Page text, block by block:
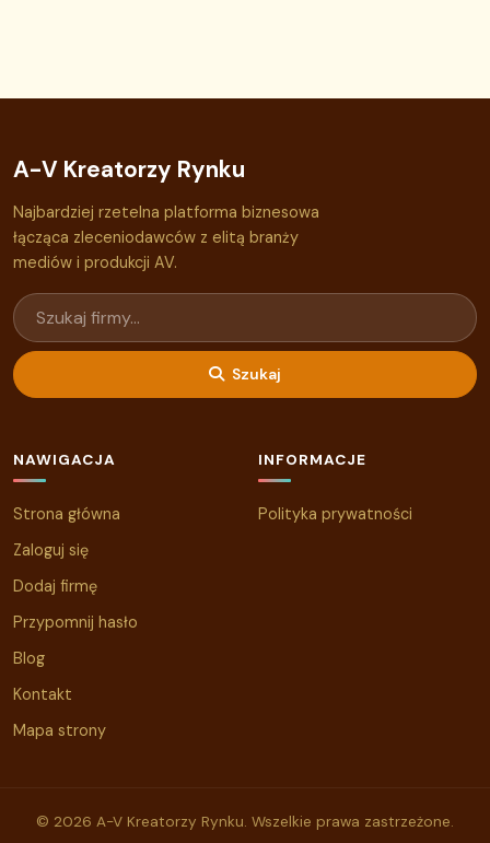
A-V Kreatorzy Rynku
Najbardziej rzetelna platforma biznesowa
łącząca zleceniodawców z elitą branży
mediów i produkcji AV.
Szukaj
NAWIGACJA
Strona główna
Zaloguj się
Dodaj firmę
Przypomnij hasło
Blog
Kontakt
Mapa strony
INFORMACJE
Polityka prywatności
© 2026 A-V Kreatorzy Rynku. Wszelkie prawa zastrzeżone.